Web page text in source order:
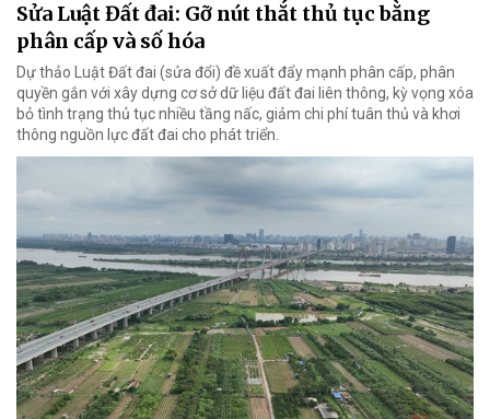
Sửa Luật Đất đai: Gỡ nút thắt thủ tục bằng
phân cấp và số hóa
Dự thảo Luật Đất đai (sửa đổi) đề xuất đẩy mạnh phân cấp, phân
quyền gắn với xây dựng cơ sở dữ liệu đất đai liên thông, kỳ vọng xóa
bỏ tình trạng thủ tục nhiều tầng nấc, giảm chi phí tuân thủ và khơi
thông nguồn lực đất đai cho phát triển.